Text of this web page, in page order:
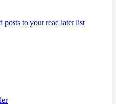
posts to your read later list